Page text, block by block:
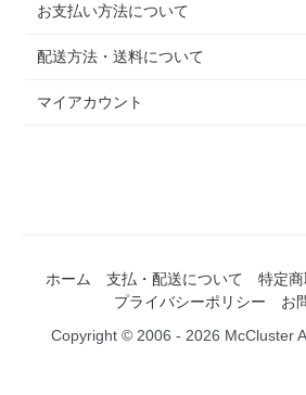
お支払い方法について
配送方法・送料について
マイアカウント
ホーム 支払・配送について
特定
プライバシーポリシー
お
Copyright © 2006 - 2026 McCluster